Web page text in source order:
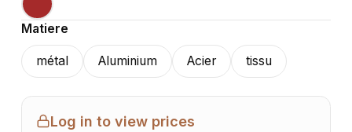
facilite le rangement et le transport lors des
configurations modulables. Adapté aux espaces
professionnels, il offre confort et robustesse pour un
usage fréquent. • Structure / matériaux : La structure
Matiere
métal Aluminium Acier tissu
Log in to view prices